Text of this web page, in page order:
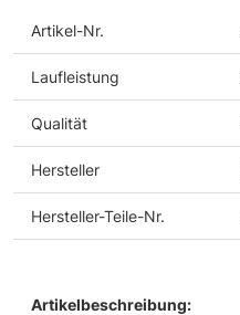
Artikel-Nr.
Laufleistung
Qualität
Hersteller
Hersteller-Teile-Nr.
Artikelbeschreibung: